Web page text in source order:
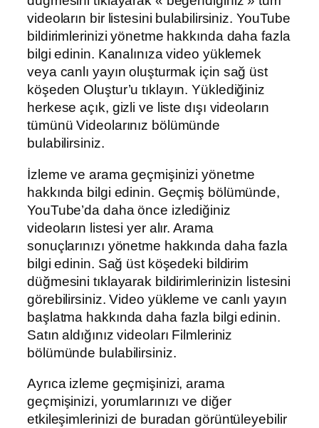
videoların bir listesini bulabilirsiniz. YouTube
bildirimlerinizi yönetme hakkında daha fazla
bilgi edinin. Kanalınıza video yüklemek
veya canlı yayın oluşturmak için sağ üst
köşeden Oluştur’u tıklayın. Yüklediğiniz
herkese açık, gizli ve liste dışı videoların
tümünü Videolarınız bölümünde
bulabilirsiniz.
İzleme ve arama geçmişinizi yönetme
hakkında bilgi edinin. Geçmiş bölümünde,
YouTube’da daha önce izlediğiniz
videoların listesi yer alır. Arama
sonuçlarınızı yönetme hakkında daha fazla
bilgi edinin. Sağ üst köşedeki bildirim
düğmesini tıklayarak bildirimlerinizin listesini
görebilirsiniz. Video yükleme ve canlı yayın
başlatma hakkında daha fazla bilgi edinin.
Satın aldığınız videoları Filmleriniz
bölümünde bulabilirsiniz.
Ayrıca izleme geçmişinizi, arama
geçmişinizi, yorumlarınızı ve diğer
etkileşimlerinizi de buradan görüntüleyebilir